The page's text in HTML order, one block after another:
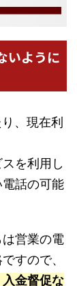
いように
、現在利
を利用し
話の可能
営業の電
すので、
金督促な